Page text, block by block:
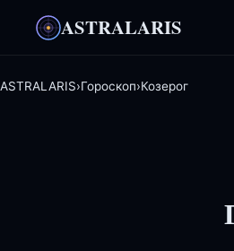
ASTRALARIS
ASTRALARIS›Гороскоп›Козерог